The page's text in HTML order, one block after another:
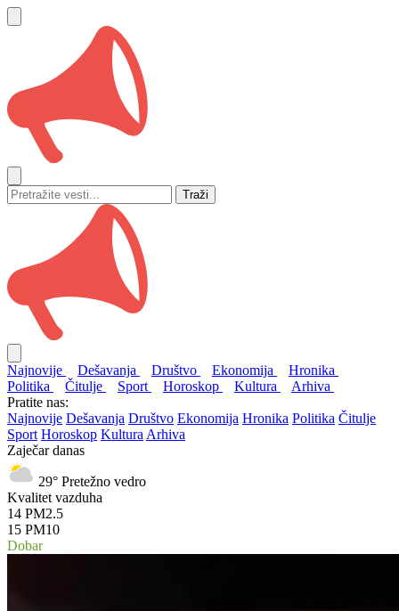
Traži
Najnovije Dešavanja Društvo Ekonomija
Hronika
Politika
Čitulje Sport Horoskop Kultura
Arhiva
Pratite nas:
Najnovije Dešavanja Društvo Ekonomija Hronika Politika Čitulje
Sport Horoskop Kultura Arhiva
Zaječar danas
29° Pretežno vedro
Kvalitet vazduha
14 PM2.5
15 PM10
Dobar